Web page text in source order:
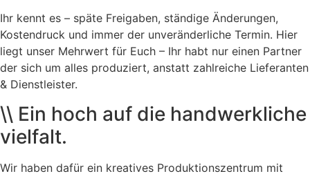
Ihr kennt es – späte Freigaben, ständige Änderungen,
Kostendruck und immer der unveränderliche Termin. Hier
liegt unser Mehrwert für Euch – Ihr habt nur einen Partner
der sich um alles produziert, anstatt zahlreiche Lieferanten
& Dienstleister.
\\ Ein hoch auf die handwerkliche
vielfalt.
Wir haben dafür ein kreatives Produktionszentrum mit